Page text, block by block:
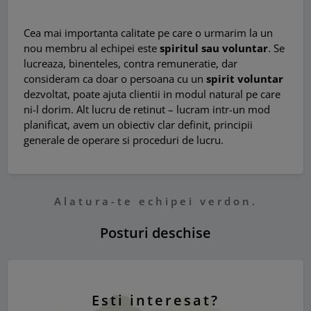
Cea mai importanta calitate pe care o urmarim la un
nou membru al echipei este spiritul sau voluntar. Se
lucreaza, binenteles, contra remuneratie, dar
consideram ca doar o persoana cu un spirit voluntar
dezvoltat, poate ajuta clientii in modul natural pe care
ni-l dorim. Alt lucru de retinut – lucram intr-un mod
planificat, avem un obiectiv clar definit, principii
generale de operare si proceduri de lucru.
Alatura-te echipei verdon.
Posturi deschise
Esti interesat?